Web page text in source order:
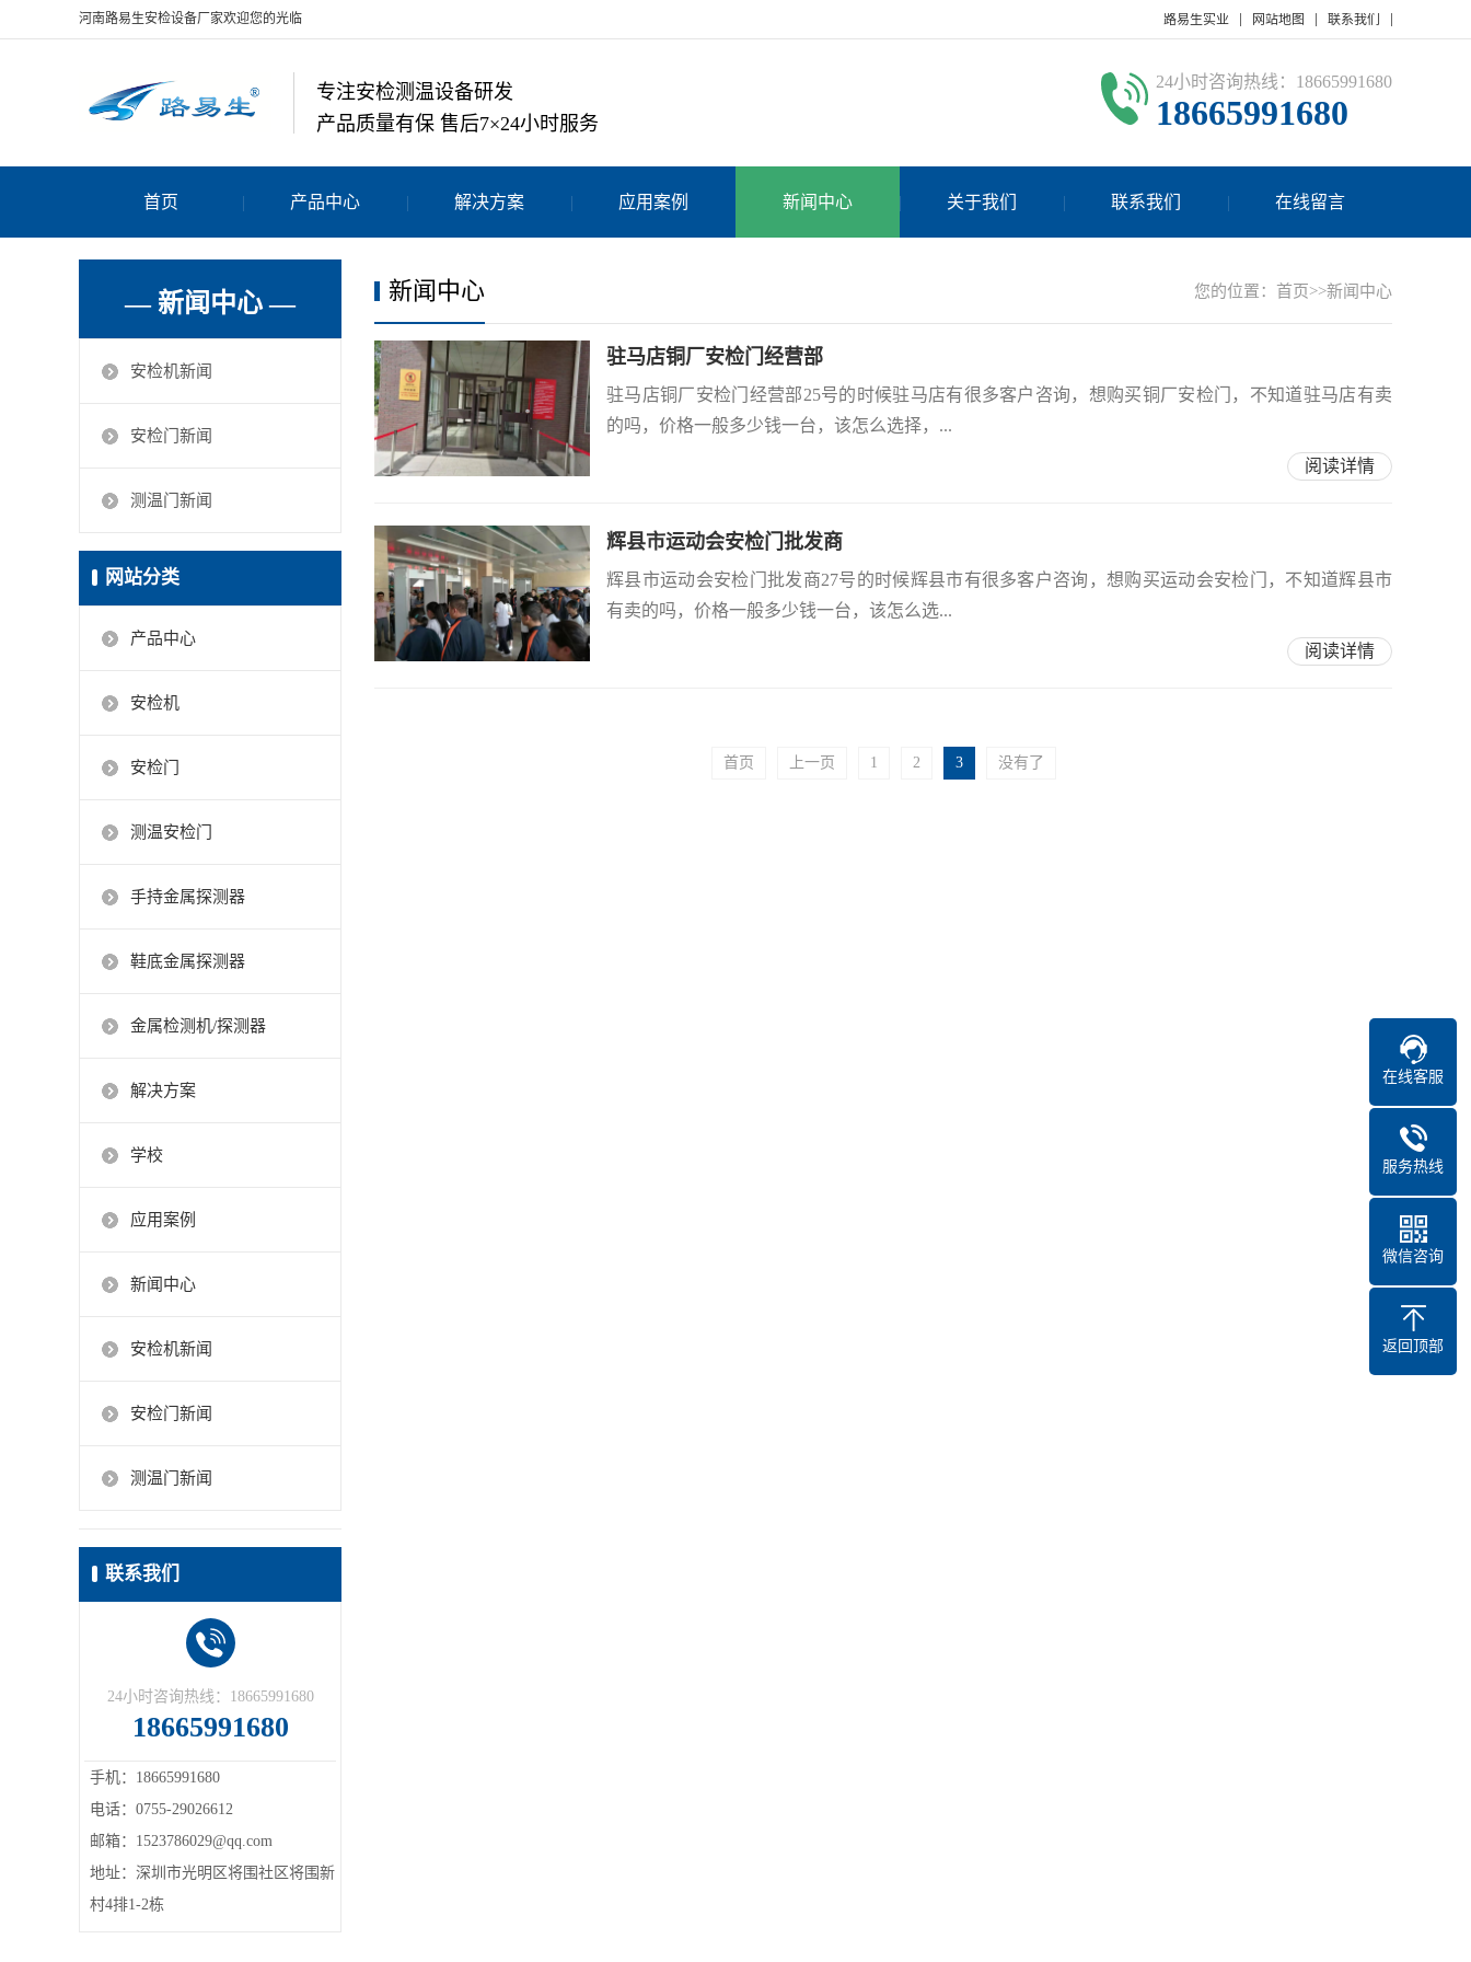
河南路易生安检设备厂家欢迎您的光临 路易生实业 网站地图 联系我们
专注安检测温设备研发
产品质量有保 售后7×24小时服务
24小时咨询热线：18665991680
18665991680
首页 产品中心 解决方案 应用案例 新闻中心 关于我们 联系我们 在线留言
— 新闻中心 —
安检机新闻
安检门新闻
测温门新闻
网站分类
产品中心
安检机
安检门
测温安检门
手持金属探测器
鞋底金属探测器
金属检测机/探测器
解决方案
学校
应用案例
新闻中心
安检机新闻
安检门新闻
测温门新闻
联系我们
24小时咨询热线：18665991680
18665991680
手机：18665991680
电话：0755-29026612
邮箱：1523786029@qq.com
地址：深圳市光明区将围社区将围新
村4排1-2栋
您的位置： 首页>>新闻中心
新闻中心
驻马店铜厂安检门经营部
驻马店铜厂安检门经营部25号的时候驻马店有很多客户咨询，想购买铜厂安检门，不知道驻马店有卖
的吗，价格一般多少钱一台，该怎么选择，...
阅读详情
辉县市运动会安检门批发商
辉县市运动会安检门批发商27号的时候辉县市有很多客户咨询，想购买运动会安检门，不知道辉县市
有卖的吗，价格一般多少钱一台，该怎么选...
阅读详情
首页 上一页 1 2 3 没有了
在线客服
服务热线
微信咨询
返回顶部